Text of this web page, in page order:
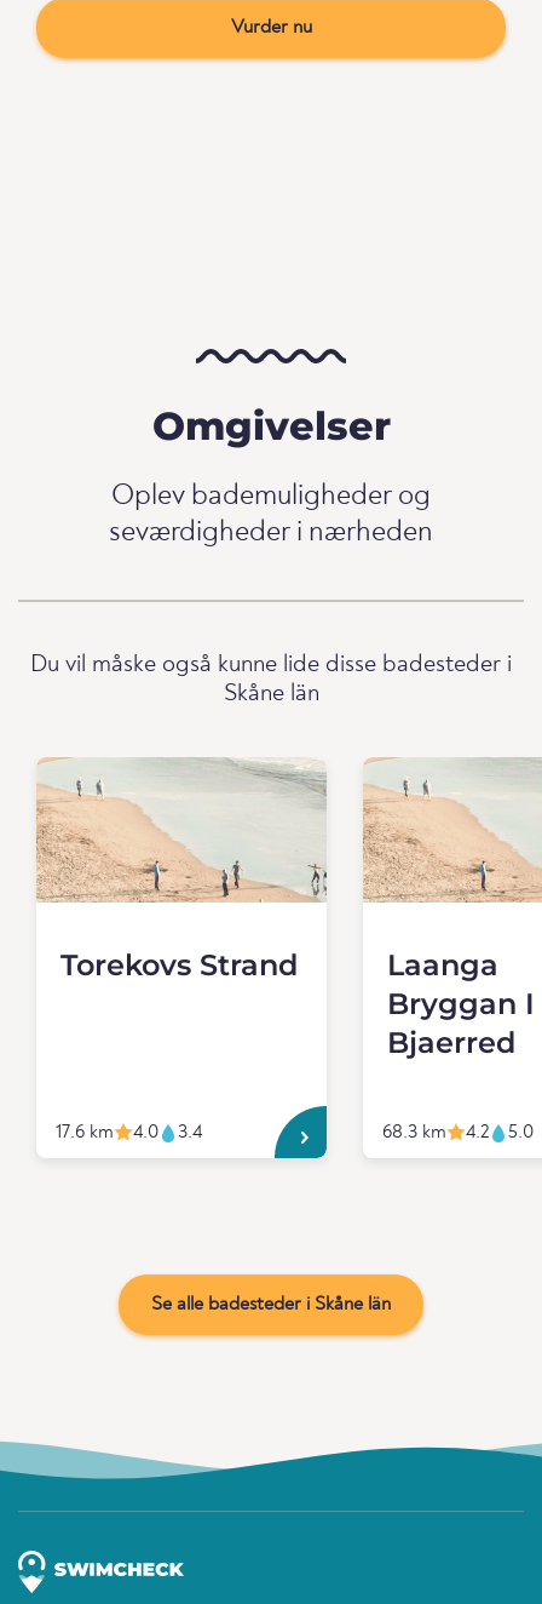
Vurder nu
Omgivelser
Oplev bademuligheder og
seværdigheder i nærheden
Du vil måske også kunne lide disse badesteder i
Skåne län
Torekovs Strand
17.6 km 4.0 3.4
Laanga
Bryggan I
Bjaerred
68.3 km 4.2 5.0
Se alle badesteder i Skåne län